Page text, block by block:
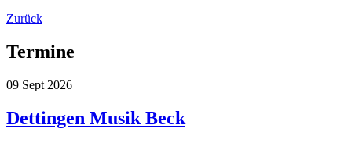
Zurück
Termine
09 Sept 2026
Dettingen Musik Beck